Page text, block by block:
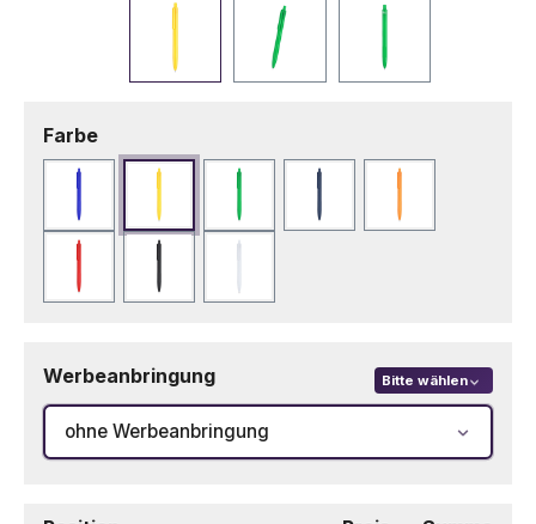
Farbeauswählen
Blau Gelb Grün MarineblauOrange
Rot Schwarz
Werbeanbringung Bitte wählen
ohne Werbeanbringung